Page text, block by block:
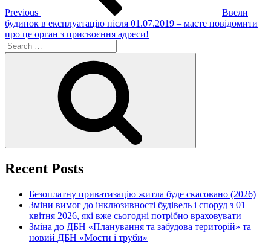
Previous
Ввели
будинок в експлуатацію після 01.07.2019 – маєте повідомити
про це орган з присвоєння адреси!
Search
for:
Recent Posts
Безоплатну приватизацію житла буде скасовано (2026)
Зміни вимог до інклюзивності будівель і споруд з 01
квітня 2026, які вже сьогодні потрібно враховувати
Зміна до ДБН «Планування та забудова територій» та
новий ДБН «Мости і труби»